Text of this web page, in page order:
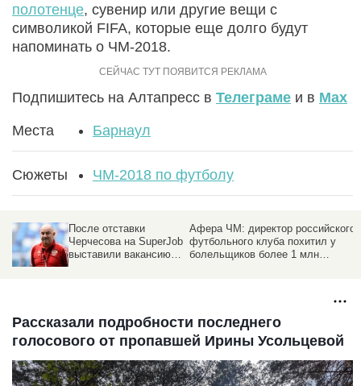
полотенце, сувенир или другие вещи с
символикой FIFA, которые еще долго будут
напоминать о ЧМ-2018.
Подпишитесь на Алтапресс в Телеграме и в Max
Места Барнаул
Сюжеты ЧМ-2018 по футболу
После отставки
Черчесова на SuperJob
выставили вакансию
Афера ЧМ: директор российского
футбольного клуба похитил у
болельщиков более 1 млн
Рассказали подробности последнего
голосового от пропавшей Ирины Усольцевой